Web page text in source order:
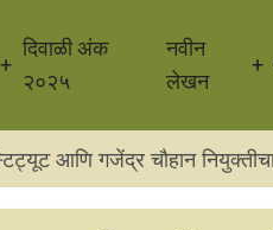
दिवाळी अंक
२०२५
नवीन
लेखन
आणि गजेंद्र चौहान